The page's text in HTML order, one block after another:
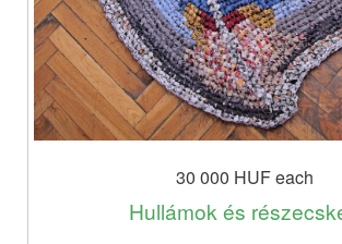
30 000 HUFeach
Hullámok és